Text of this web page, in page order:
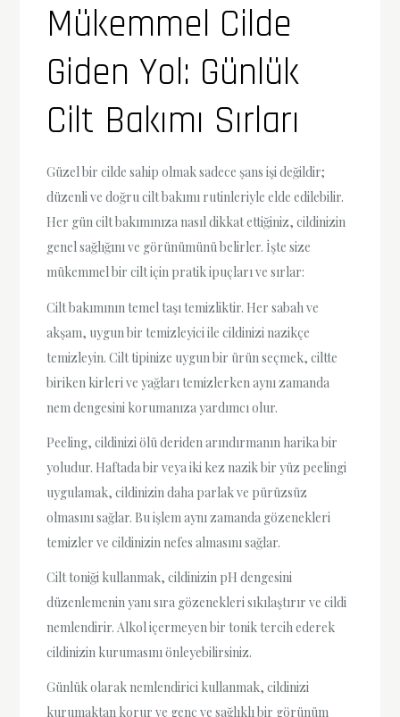
Mükemmel Cilde
Giden Yol: Günlük
Cilt Bakımı Sırları
Güzel bir cilde sahip olmak sadece şans işi değildir;
düzenli ve doğru cilt bakımı rutinleriyle elde edilebilir.
Her gün cilt bakımınıza nasıl dikkat ettiğiniz, cildinizin
genel sağlığını ve görünümünü belirler. İşte size
mükemmel bir cilt için pratik ipuçları ve sırlar:
Cilt bakımının temel taşı temizliktir. Her sabah ve
akşam, uygun bir temizleyici ile cildinizi nazikçe
temizleyin. Cilt tipinize uygun bir ürün seçmek, ciltte
biriken kirleri ve yağları temizlerken aynı zamanda
nem dengesini korumanıza yardımcı olur.
Peeling, cildinizi ölü deriden arındırmanın harika bir
yoludur. Haftada bir veya iki kez nazik bir yüz peelingi
uygulamak, cildinizin daha parlak ve pürüzsüz
olmasını sağlar. Bu işlem aynı zamanda gözenekleri
temizler ve cildinizin nefes almasını sağlar.
Cilt toniği kullanmak, cildinizin pH dengesini
düzenlemenin yanı sıra gözenekleri sıkılaştırır ve cildi
nemlendirir. Alkol içermeyen bir tonik tercih ederek
cildinizin kurumasını önleyebilirsiniz.
Günlük olarak nemlendirici kullanmak, cildinizi
kurumaktan korur ve genç ve sağlıklı bir görünüm